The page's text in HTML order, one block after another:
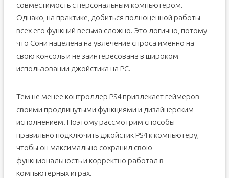
совместимость с персональным компьютером.
Однако, на практике, добиться полноценной работы
всех его функций весьма сложно. Это логично, потому
что Сони нацелена на увлечение спроса именно на
свою консоль и не заинтересована в широком
использовании джойстика на PC.
Тем не менее контроллер PS4 привлекает геймеров
своими продвинутыми функциями и дизайнерским
исполнением. Поэтому рассмотрим способы
правильно подключить джойстик PS4 к компьютеру,
чтобы он максимально сохранил свою
функциональность и корректно работал в
компьютерных играх.